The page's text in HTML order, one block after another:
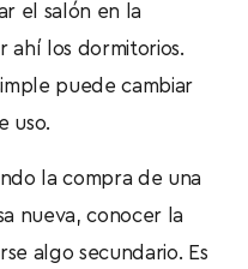
el salón en la
ahí los dormitorios.
puede cambiar
uso.
la compra de una
nueva, conocer la
algo secundario. Es